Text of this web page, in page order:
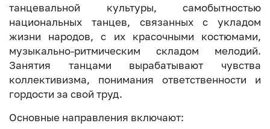
танцевальной культуры, самобытностью
национальных танцев, связанных с укладом
жизни народов, с их красочными костюмами,
музыкально-ритмическим складом мелодий.
Занятия танцами вырабатывают чувства
коллективизма, понимания ответственности и
гордости за свой труд.
Основные направления включают: